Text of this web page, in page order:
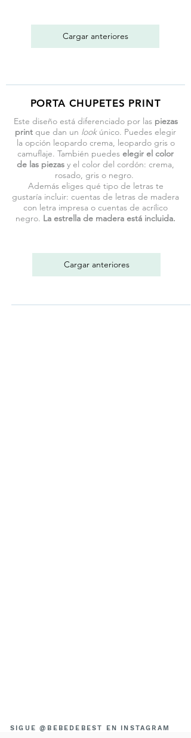
Cargar anteriores
PORTA CHUPETES PRINT
Este diseño está diferenciado por las piezas
print que dan un look único. Puedes elegir
la opción leopardo crema, leopardo gris o
camuflaje. También puedes elegir el color
de las piezas y el color del cordón: crema,
rosado, gris o negro.
Además eliges qué tipo de letras te
gustaría incluir: cuentas de letras de madera
con letra impresa o cuentas de acrílico
negro. La estrella de madera está incluida.
Cargar anteriores
SIGUE @BEBEDEBEST EN INSTAGRAM